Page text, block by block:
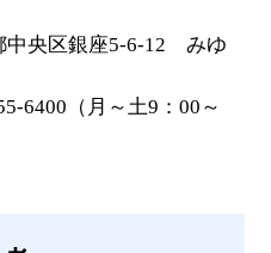
央区銀座5-6-12 みゆ
6400（月～土9：00～